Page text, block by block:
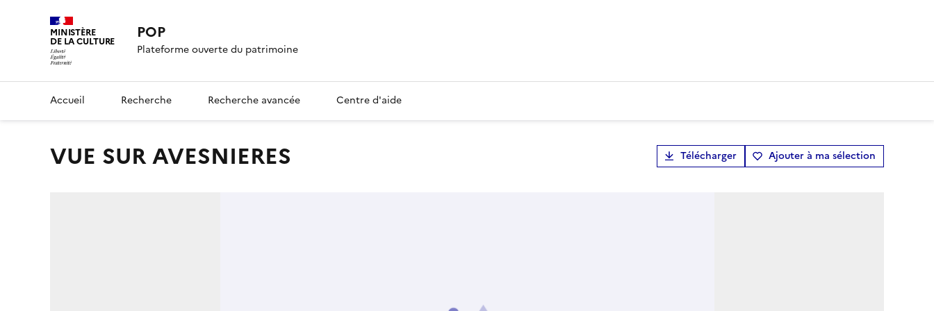
MINISTÈRE
DE LA CULTURE POP
Plateforme ouverte du patrimoine
Accueil Recherche Recherche avancée Centre d'aide
VUE SUR AVESNIERES Télécharger Ajouter à ma sélection